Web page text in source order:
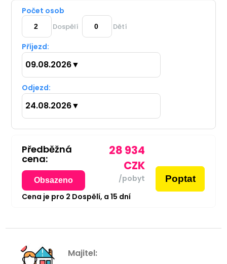
Počet osob
Dospělí Dětí
Příjezd:
09.08.2026▼
Odjezd:
24.08.2026▼
Předběžná
cena:
Obsazeno
28 934
CZK
/pobyt Poptat
Cena je pro 2 Dospělí, a 15 dní
Majitel: